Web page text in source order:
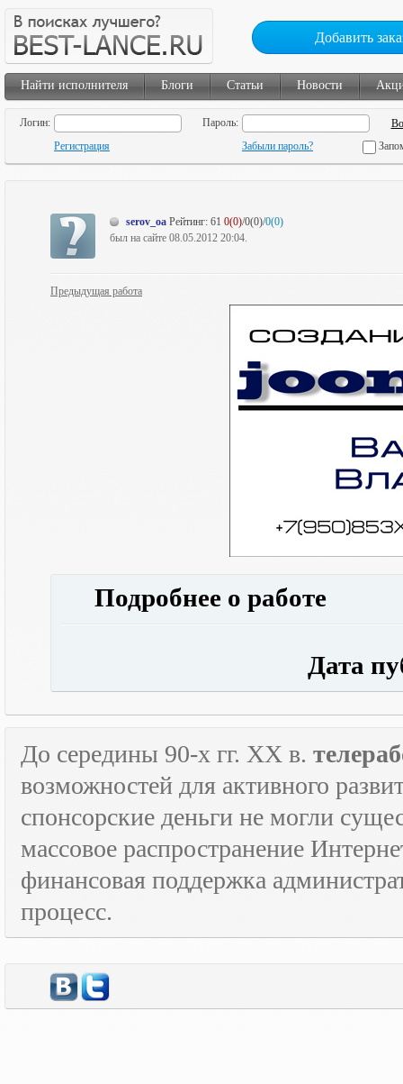
Добавить
Найти исполнителя Блоги Статьи Новости
Логин:
Пароль:
Регистрация
Забыли пароль?
serov_oa Рейтинг: 61 0(0)/0(0)/0(0)
был на сайте 08.05.2012 20:04.
Предыдущая работа
Подробнее о работе
Дата
До середины 90-х гг. XX в.
возможностей для активного
спонсорские деньги не могли
массовое распространение
финансовая поддержка
процесс.